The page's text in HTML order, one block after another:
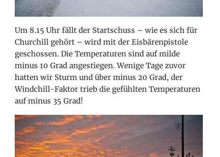
Um 8.15 Uhr fällt der Startschuss – wie es sich für
Churchill gehört – wird mit der Eisbärenpistole
geschossen. Die Temperaturen sind auf milde
minus 10 Grad angestiegen. Wenige Tage zuvor
hatten wir Sturm und über minus 20 Grad, der
Windchill-Faktor trieb die gefühlten Temperaturen
auf minus 35 Grad!